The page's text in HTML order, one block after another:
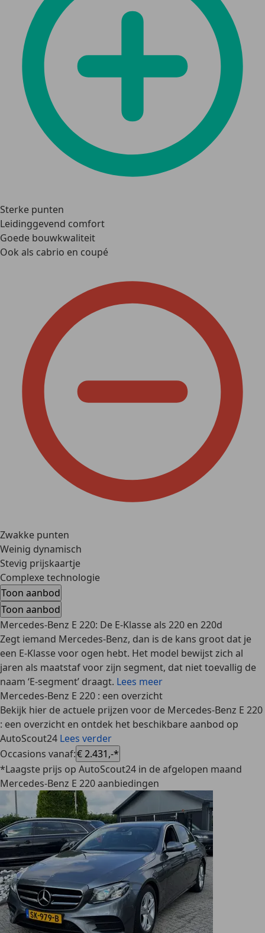
Sterke punten
Leidinggevend comfort
Goede bouwkwaliteit
Ook als cabrio en coupé
Zwakke punten
Weinig dynamisch
Stevig prijskaartje
Complexe technologie
Toon aanbod
Toon aanbod
Mercedes-Benz E 220: De E-Klasse als 220 en 220d
Zegt iemand Mercedes-Benz, dan is de kans groot dat je
een E-Klasse voor ogen hebt. Het model bewijst zich al
jaren als maatstaf voor zijn segment, dat niet toevallig de
naam ‘E-segment’ draagt. Lees meer
Mercedes-Benz E 220 : een overzicht
Bekijk hier de actuele prijzen voor de Mercedes-Benz E 220
: een overzicht en ontdek het beschikbare aanbod op
AutoScout24 Lees verder
Occasions vanaf:€ 2.431,-*
*Laagste prijs op AutoScout24 in de afgelopen maand
Mercedes-Benz E 220 aanbiedingen